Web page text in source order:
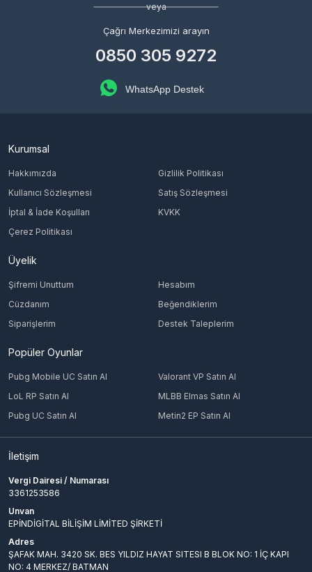
veya
Çağrı Merkezimizi arayın
0850 305 9272
WhatsApp Destek
Kurumsal
Hakkımızda
Gizlilik Politikası
Kullanıcı Sözleşmesi
Satış Sözleşmesi
İptal & İade Koşulları
KVKK
Çerez Politikası
Üyelik
Şifremi Unuttum
Hesabım
Cüzdanım
Beğendiklerim
Siparişlerim
Destek Taleplerim
Popüler Oyunlar
Pubg Mobile UC Satın Al
Valorant VP Satın Al
LoL RP Satın Al
MLBB Elmas Satın Al
Pubg UC Satın Al
Metin2 EP Satın Al
İletişim
Vergi Dairesi / Numarası
3361253586
Unvan
EPİNDİGİTAL BİLİŞİM LİMİTED ŞİRKETİ
Adres
ŞAFAK MAH. 3420 SK. BES YILDIZ HAYAT SITESI B BLOK NO: 1 İÇ KAPI
NO: 4 MERKEZ/ BATMAN